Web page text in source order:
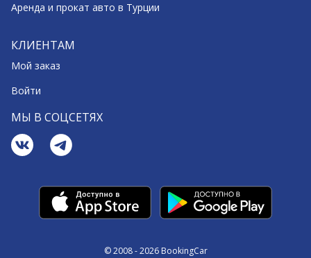
Аренда и прокат авто в Турции
КЛИЕНТАМ
Мой заказ
Войти
МЫ В СОЦСЕТЯХ
© 2008 - 2026 BookingCar